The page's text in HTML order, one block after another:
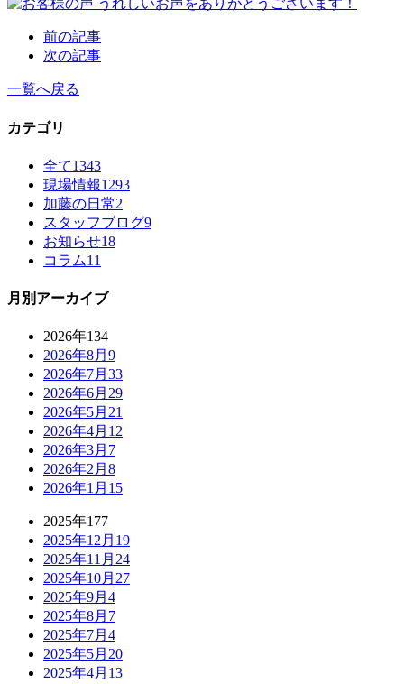
前の記事
次の記事
一覧へ戻る
カテゴリ
全て1343
現場情報1293
加藤の日常2
スタッフブログ9
お知らせ18
コラム11
月別アーカイブ
2026年134
2026年8月 9
2026年7月 33
2026年6月 29
2026年5月 21
2026年4月 12
2026年3月 7
2026年2月 8
2026年1月 15
2025年177
2025年12月 19
2025年11月 24
2025年10月 27
2025年9月 4
2025年8月 7
2025年7月 4
2025年5月 20
2025年4月 13